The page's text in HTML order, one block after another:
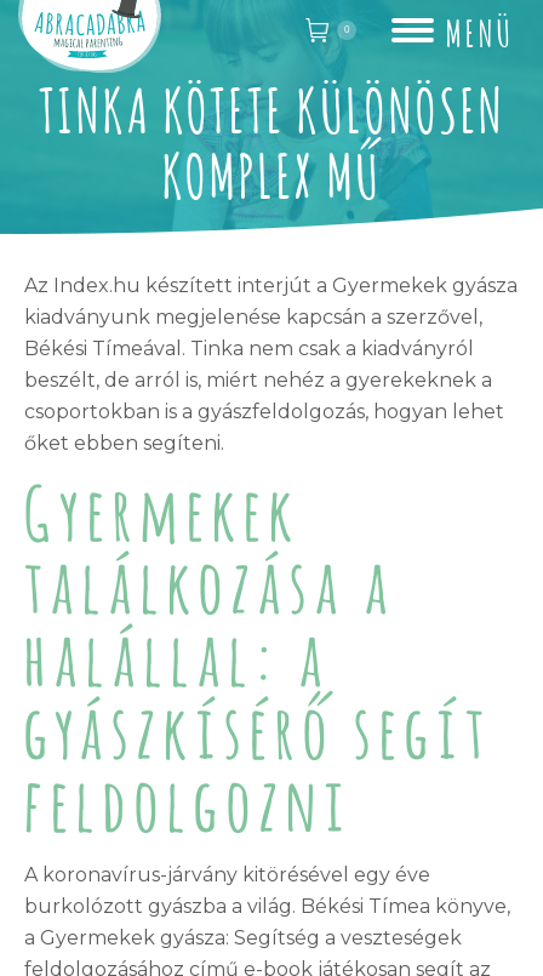
MENÜ
0
TINKA KÖTETE KÜLÖNÖSEN
KOMPLEX MŰ
You are here:
Az Index.hu készített interjút a Gyermekek gyásza
kiadványunk megjelenése kapcsán a szerzővel,
Békési Tímeával. Tinka nem csak a kiadványról
beszélt, de arról is, miért nehéz a gyerekeknek a
csoportokban is a gyászfeldolgozás, hogyan lehet
őket ebben segíteni.
Gyermekek
találkozása a
halállal: a
gyászkísérő segít
feldolgozni
A koronavírus-járvány kitörésével egy éve
burkolózott gyászba a világ. Békési Tímea könyve,
a Gyermekek gyásza: Segítség a veszteségek
feldolgozásához című e-book játékosan segít az